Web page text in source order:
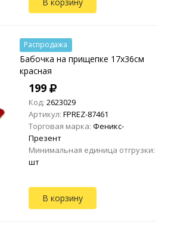
Распродажа
Бабочка на прищепке 17х36см
красная
199
Код: 2623029
Артикул: FPREZ-87461
Торговая марка: Феникс-
Презент
Минимальная единица отгрузки:
шт
В корзину